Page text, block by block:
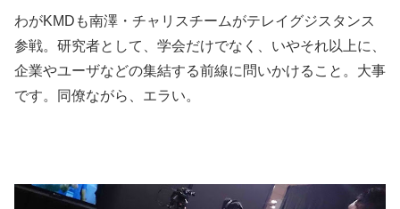
わがKMDも南澤・チャリスチームがテレイグジスタンス
参戦。研究者として、学会だけでなく、いやそれ以上に、
企業やユーザなどの集結する前線に問いかけること。大事
です。同僚ながら、エラい。